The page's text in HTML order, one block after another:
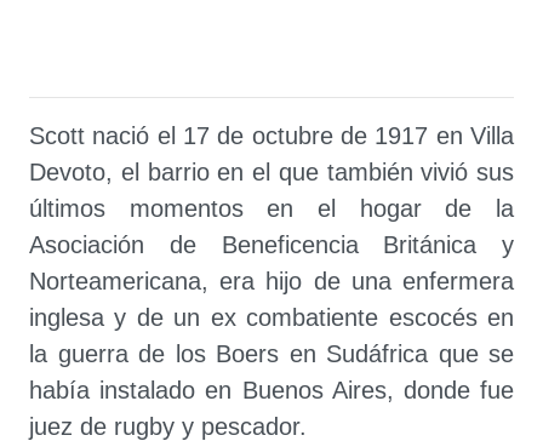
Scott nació el 17 de octubre de 1917 en Villa
Devoto, el barrio en el que también vivió sus
últimos momentos en el hogar de la
Asociación de Beneficencia Británica y
Norteamericana, era hijo de una enfermera
inglesa y de un ex combatiente escocés en
la guerra de los Boers en Sudáfrica que se
había instalado en Buenos Aires, donde fue
juez de rugby y pescador.